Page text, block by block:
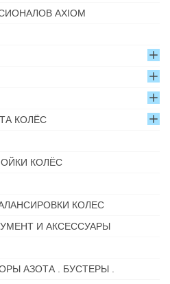
AXIOM
КОЛЁС
КОЛЁС
КОЛЕС
И АКСЕССУАРЫ
АЗОТА . БУСТЕРЫ .